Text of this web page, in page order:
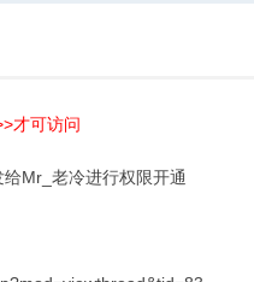
才可访问
Mr_老冷进行权限开通